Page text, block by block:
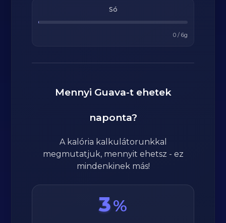
Só
0/ 6g
Mennyi Guava-t ehetek
naponta?
A kalória kalkulátorunkkal
megmutatjuk, mennyit ehetsz - ez
mindenkinek más!
3%